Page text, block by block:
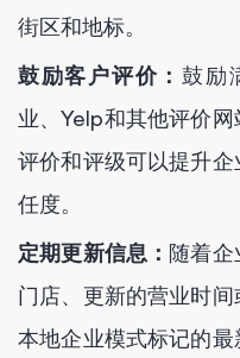
街区和地标。
鼓励客户评价：鼓励
业、Yelp和其他评价网
评价和评级可以提升
任度。
定期更新信息： 随着
门店、更新的营业时
本地企业模式标记的